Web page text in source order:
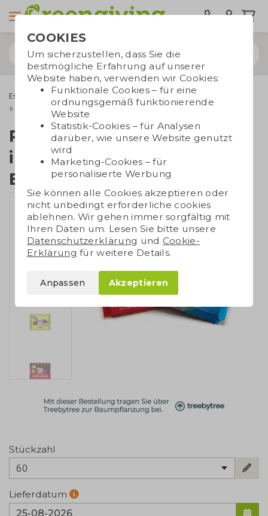
Essbare Werbegeschenke
Ritter Sport
Ritter Sport (Nüsse) individueller Banderole
Ritter Sport (Nüsse)
individueller
Banderole
Stückzahl
60
Lieferdatum
COOKIES
Um sicherzustellen, dass Sie die
bestmögliche Erfahrung auf unserer
Website haben, verwenden wir Cookies:
Funktionale Cookies – für eine
ordnungsgemäß funktionierende
Website
Statistik-Cookies – für Analysen
darüber, wie unsere Website genutzt
wird
Marketing-Cookies – für
personalisierte Werbung
Sie können alle Cookies akzeptieren oder
nicht unbedingt erforderliche cookies
ablehnen. Wir gehen immer sorgfältig mit
Ihren Daten um. Lesen Sie bitte unsere
Datenschutzerklärung und Cookie-
Erklärung für weitere Details.
Anpassen Akzeptieren